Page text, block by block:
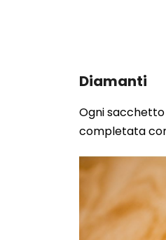
Diamanti
Ogni
completata